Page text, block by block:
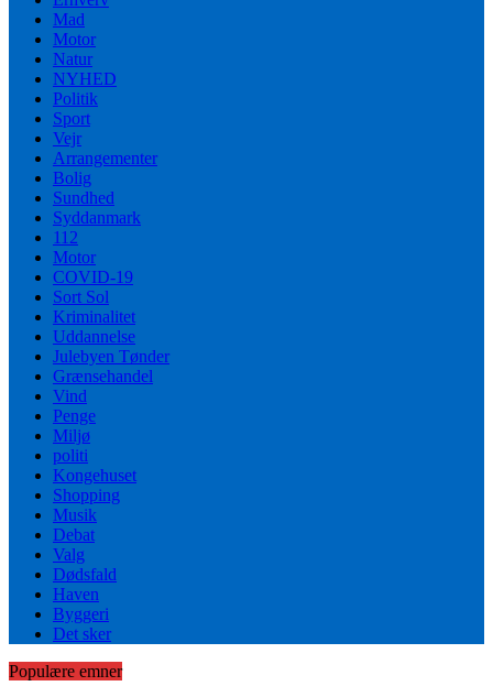
Mad
Motor
Natur
NYHED
Politik
Sport
Vejr
Arrangementer
Bolig
Sundhed
Syddanmark
112
Motor
COVID-19
Sort Sol
Kriminalitet
Uddannelse
Julebyen Tønder
Grænsehandel
Vind
Penge
Miljø
politi
Kongehuset
Shopping
Musik
Debat
Valg
Dødsfald
Haven
Byggeri
Det sker
Populære emner